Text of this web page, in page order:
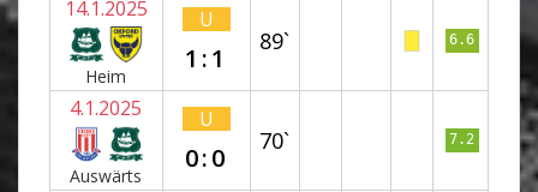
14.1.2025
Heim
U
1:1
89` 6.6
4.1.2025
Auswärts
U
0:0
70` 7.2